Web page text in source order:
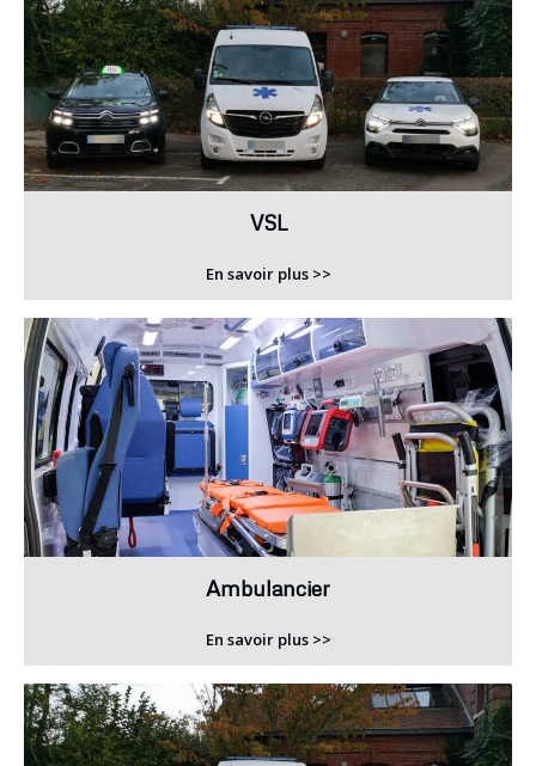
VSL
En savoir plus >>
Ambulancier
En savoir plus >>